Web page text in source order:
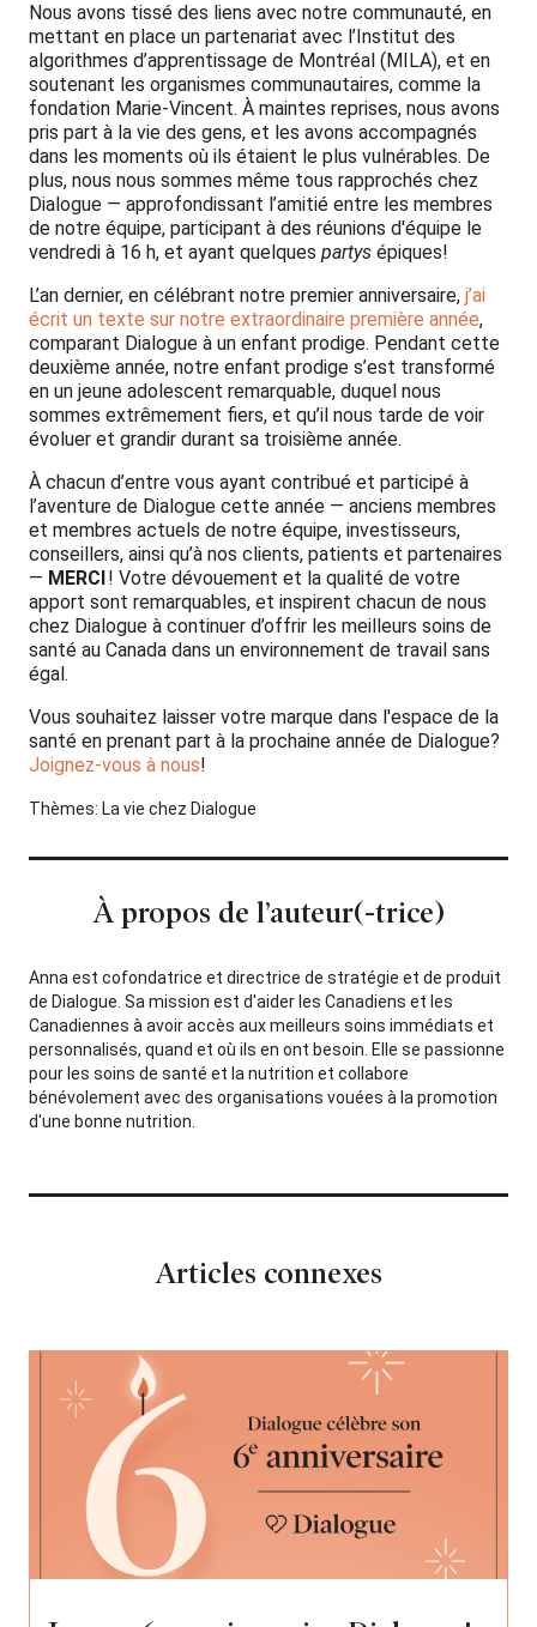
Nous avons tissé des liens avec notre communauté, en
mettant en place un partenariat avec l’Institut des
algorithmes d’apprentissage de Montréal (MILA), et en
soutenant les organismes communautaires, comme la
fondation Marie-Vincent. À maintes reprises, nous avons
pris part à la vie des gens, et les avons accompagnés
dans les moments où ils étaient le plus vulnérables. De
plus, nous nous sommes même tous rapprochés chez
Dialogue — approfondissant l’amitié entre les membres
de notre équipe, participant à des réunions d'équipe le
vendredi à 16 h, et ayant quelques partys épiques!
L’an dernier, en célébrant notre premier anniversaire, j’ai
écrit un texte sur notre extraordinaire première année,
comparant Dialogue à un enfant prodige. Pendant cette
deuxième année, notre enfant prodige s’est transformé
en un jeune adolescent remarquable, duquel nous
sommes extrêmement fiers, et qu’il nous tarde de voir
évoluer et grandir durant sa troisième année.
À chacun d’entre vous ayant contribué et participé à
l’aventure de Dialogue cette année — anciens membres
et membres actuels de notre équipe, investisseurs,
conseillers, ainsi qu’à nos clients, patients et partenaires
— MERCI! Votre dévouement et la qualité de votre
apport sont remarquables, et inspirent chacun de nous
chez Dialogue à continuer d’offrir les meilleurs soins de
santé au Canada dans un environnement de travail sans
égal.
Vous souhaitez laisser votre marque dans l'espace de la
santé en prenant part à la prochaine année de Dialogue?
Joignez-vous à nous!
Thèmes: La vie chez Dialogue
À propos de l’auteur(-trice)
Anna est cofondatrice et directrice de stratégie et de produit
de Dialogue. Sa mission est d'aider les Canadiens et les
Canadiennes à avoir accès aux meilleurs soins immédiats et
personnalisés, quand et où ils en ont besoin. Elle se passionne
pour les soins de santé et la nutrition et collabore
bénévolement avec des organisations vouées à la promotion
d'une bonne nutrition.
Articles connexes